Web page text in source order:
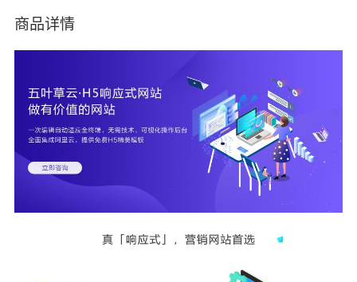
案。 4.每个模板都有对应移动端手机站。 5.后台傻瓜式管理+专业
商品详情